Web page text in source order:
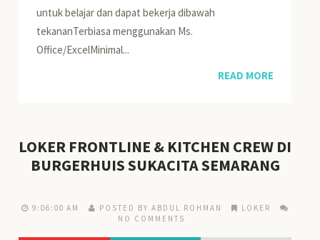
untuk belajar dan dapat bekerja dibawah
tekananTerbiasa menggunakan Ms.
Office/ExcelMinimal...
READ MORE
LOKER FRONTLINE & KITCHEN CREW DI
BURGERHUIS SUKACITA SEMARANG
9:06:00 AM POSTED BY ABDUL ROHMAN
LOKER
NO COMMENTS